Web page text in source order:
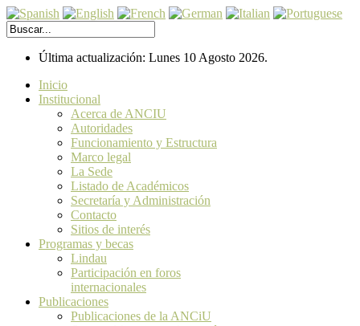
Última actualización: Lunes 10 Agosto 2026.
Inicio
Institucional
Acerca de ANCIU
Autoridades
Funcionamiento y Estructura
Marco legal
La Sede
Listado de Académicos
Secretaría y Administración
Contacto
Sitios de interés
Programas y becas
Lindau
Participación en foros
internacionales
Publicaciones
Publicaciones de la ANCiU